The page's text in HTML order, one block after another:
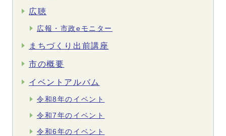
広聴
広報・市政eモニター
まちづくり出前講座
市の概要
イベントアルバム
令和8年のイベント
令和7年のイベント
令和6年のイベント